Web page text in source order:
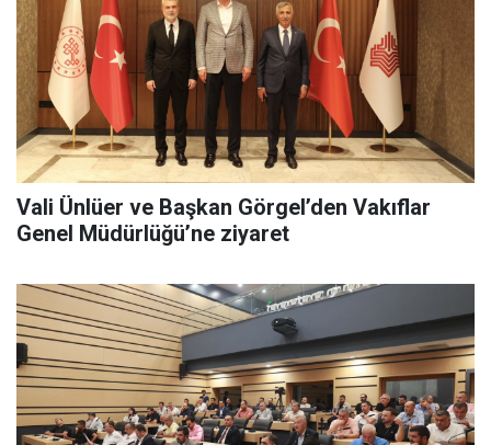
Vali Ünlüer ve Başkan Görgel’den Vakıflar
Genel Müdürlüğü’ne ziyaret